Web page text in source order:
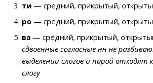
ти — средний, прикрытый,
ро — средний, прикрытый,
ва — средний, прикрытый,
сдвоенные согласные нн не
выделении слогов и парой отходят
слогу